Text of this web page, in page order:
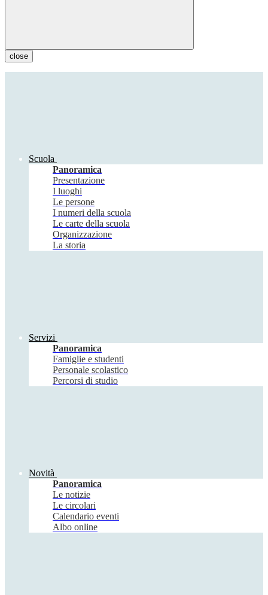
close
Scuola
Panoramica
Presentazione
I luoghi
Le persone
I numeri della scuola
Le carte della scuola
Organizzazione
La storia
Servizi
Panoramica
Famiglie e studenti
Personale scolastico
Percorsi di studio
Novità
Panoramica
Le notizie
Le circolari
Calendario eventi
Albo online